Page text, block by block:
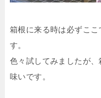
箱根に来る時は必ずこ
す。
色々試してみましたが
味いです。